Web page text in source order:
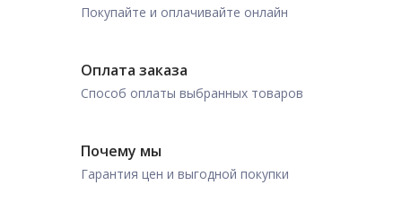
Покупайте и оплачивайте онлайн
Оплата заказа
Способ оплаты выбранных товаров
Почему мы
Гарантия цен и выгодной покупки